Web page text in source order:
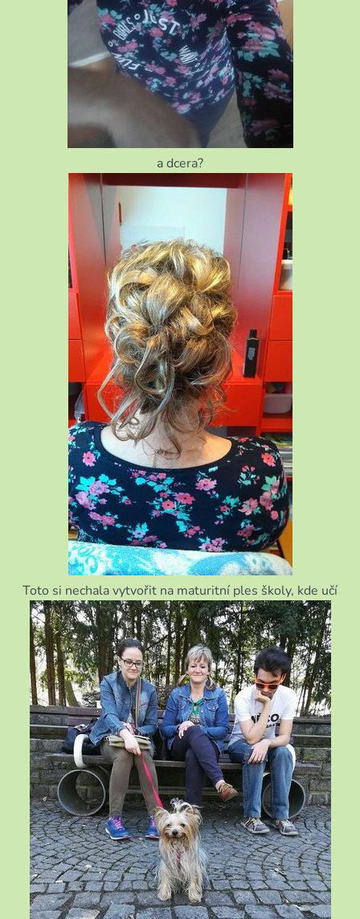
a dcera?
Toto si nechala vytvořit na maturitní ples školy, kde učí